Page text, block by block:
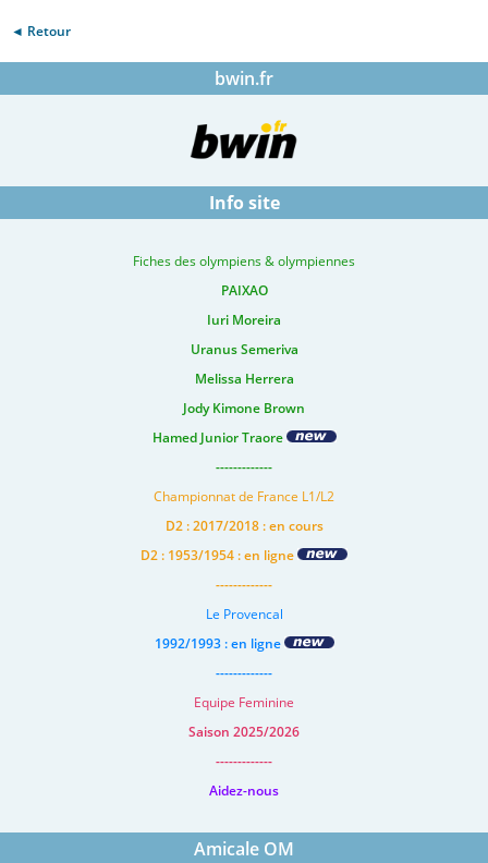
◄ Retour
bwin.fr
Info site
Fiches des olympiens & olympiennes
PAIXAO
Iuri Moreira
Uranus Semeriva
Melissa Herrera
Jody Kimone Brown
Hamed Junior Traore
-------------
Championnat de France L1/L2
D2 : 2017/2018 : en cours
D2 : 1953/1954 : en ligne
-------------
Le Provencal
1992/1993 : en ligne
-------------
Equipe Feminine
Saison 2025/2026
-------------
Aidez-nous
Amicale OM